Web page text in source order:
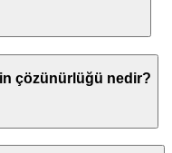
çözünürlüğü nedir?